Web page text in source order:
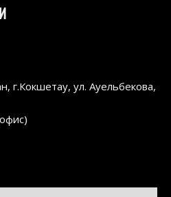
г.Кокшетау, ул. Ауельбекова,